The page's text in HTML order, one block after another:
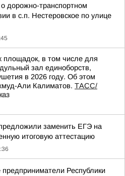
дорожно-транспортном
в с.п. Нестеровское по улице
площадок, в том числе для
зал единоборств,
в 2026 году. Об этом
Али Калиматов. ТАСС/
заменить ЕГЭ на
итоговую аттестацию
Республики